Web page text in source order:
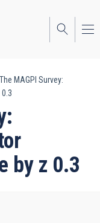
The MAGPI Survey:
by z 0.3